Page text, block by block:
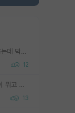
서당개 개 ㅅㄲ도 3년이면 풍월 읊는데 박사 5년 이상 대리고 있으면서 물된건 교수 탓 맞는ㄱ게 거기가 서당이 아니란 소리임
12
능력없는박사 란 말이지 뭐. 능력이 뭐고 능력이 있다는게 뭔지는 사람마다 기준이 다르니까 얘기해봐야 서로 자기 기준만 얘기해서 논쟁이 끝이 안나고. 주위에서 능력있고 야심있는 신입생이 교수가 유의미한 피드백을 아예 안주면서 제대로된 과제에 참여해볼 기회도 제공하지 않고 잡일 뺑뺑이만 돌려서 맨날 단순작업만 하면서 밤새다가 눈빛이 점점 죽어가는걸 본 사람은 물박사는 교수탓이라고 하고, 교수는 이것저것 알려도 주고 기회도 주고 사수 동기 붙여주면서 어떻게든 끌고가려고 하는데 본인이 매일 뺀질거리면서 출근 하는둥마는둥 하다가 기껏 와서도 폰이나 쳐다보다가 실험 망치고 저녁약속있어서 먼저 가볼게요~ 하는걸 본 사람은 물박사는 본인탓이라고 함.
13